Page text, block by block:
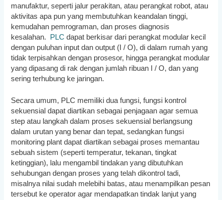
manufaktur, seperti jalur perakitan, atau perangkat robot, atau
aktivitas apa pun yang membutuhkan keandalan tinggi,
kemudahan pemrograman, dan proses diagnosis
kesalahan. PLC dapat berkisar dari perangkat modular kecil
dengan puluhan input dan output (I / O), di dalam rumah yang
tidak terpisahkan dengan prosesor, hingga perangkat modular
yang dipasang di rak dengan jumlah ribuan I / O, dan yang
sering terhubung ke jaringan.
Secara umum, PLC memiliki dua fungsi, fungsi kontrol
sekuensial dapat diartikan sebagai penjagaan agar semua
step atau langkah dalam proses sekuensial berlangsung
dalam urutan yang benar dan tepat, sedangkan fungsi
monitoring plant dapat diartikan sebagai proses memantau
sebuah sistem (seperti temperatur, tekanan, tingkat
ketinggian), lalu mengambil tindakan yang dibutuhkan
sehubungan dengan proses yang telah dikontrol tadi,
misalnya nilai sudah melebihi batas, atau menampilkan pesan
tersebut ke operator agar mendapatkan tindak lanjut yang